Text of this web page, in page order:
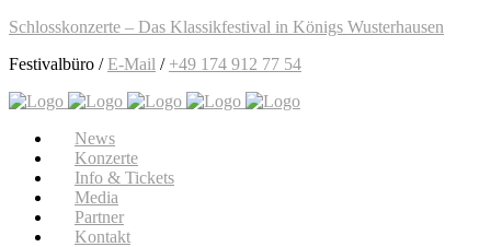
Schlosskonzerte – Das Klassikfestival in Königs Wusterhausen
Festivalbüro /E-Mail / +49 174 912 77 54
News
Konzerte
Info & Tickets
Media
Partner
Kontakt